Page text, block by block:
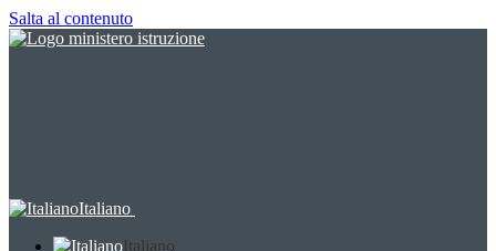
Salta al contenuto
Italiano
Italiano